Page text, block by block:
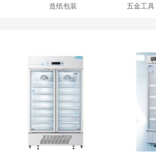
造纸包装 五金工具